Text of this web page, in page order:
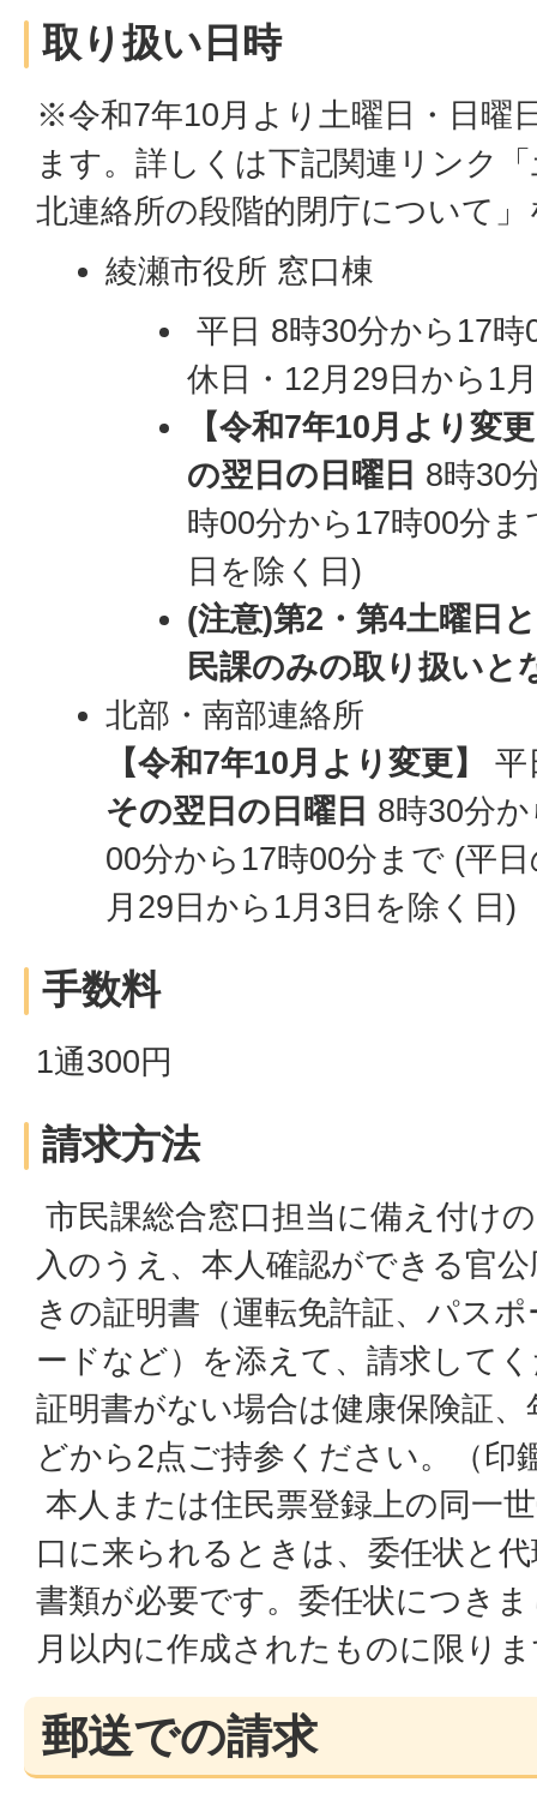
取り扱い日時
※令和7年10月より土曜日・日曜
ます。詳しくは下記関連リンク
北連絡所の段階的閉庁について
綾瀬市役所 窓口棟
平日 8時30分から17
休日・12月29日から1
【令和7年10月より変
の翌日の日曜日 8時30
時00分から17時00分
日を除く日)
(注意)第2・第4土曜日
民課のみの取り扱いと
北部・南部連絡所
【令和7年10月より変更】
平
その翌日の日曜日 8時30分
00分から17時00分まで (平
月29日から1月3日を除く日)
手数料
1通300円
請求方法
市民課総合窓口担当に備え付け
入のうえ、本人確認ができる官
きの証明書（運転免許証、パス
ードなど）を添えて、請求して
証明書がない場合は健康保険証
どから2点ご持参ください。（印
本人または住民票登録上の同一
口に来られるときは、委任状と
書類が必要です。委任状につき
月以内に作成されたものに限り
郵送での請求